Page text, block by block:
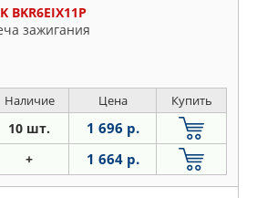
BKR6EIX11P
зажигания
Наличие Цена Купить
10 шт. 1 696 р.
+ 1 664 р.